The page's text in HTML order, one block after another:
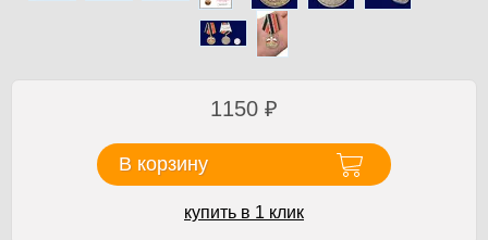
1150 ₽
В корзину
купить в 1 клик